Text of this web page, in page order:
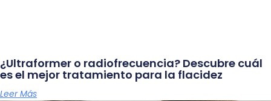
¿Ultraformer o radiofrecuencia? Descubre cuál
es el mejor tratamiento para la flacidez
Leer Más